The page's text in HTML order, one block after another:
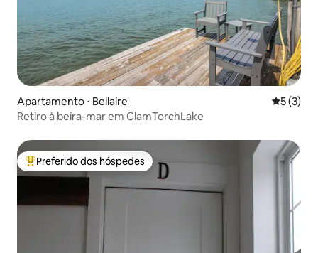
Apartamento ⋅ Bellaire 5 de
5 (3)
Retiro à beira-mar em ClamTorchLake
Entre os melhores preferidos dos hóspedes
Preferido dos hóspedes